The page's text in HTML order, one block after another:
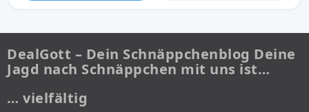
DealGott – Dein Schnäppchenblog Deine
Jagd nach Schnäppchen mit uns ist…
… vielfältig